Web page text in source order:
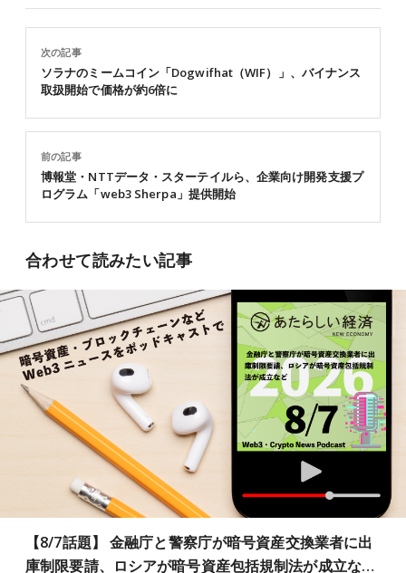
前の記事
博報堂・NTTデータ・スターテイルら、企業向け開発支援プ
ログラム「web3 Sherpa」提供開始
次の記事
ソラナのミームコイン「Dogwifhat（WIF）」、バイナンス
取扱開始で価格が約6倍に
合わせて読みたい記事
【8/7話題】 金融庁と警察庁が暗号資産交換業者に出
庫制限要請、ロシアが暗号資産包括規制法が成立な…